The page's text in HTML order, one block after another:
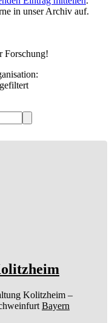
in unser Archiv auf.
Forschung!
Kolitzheim –
Bayern